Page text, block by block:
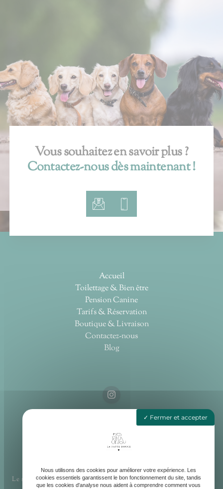
Vous souhaitez en savoir plus ?
Contactez-nous dès maintenant !
Accueil
Toilettage & Bien être
Pension Canine
Tarifs & Réservation
Boutique & Livraison
Contactez-nous
Blog
4 LA ROBINIERE, 85190 AIZENAY
Le salon bien être : Lundi au Vendredi : 9h30 - 19h Centre loisir
Fermer et accepter
Nous utilisons des cookies pour améliorer votre expérience. Les
cookies essentiels garantissent le bon fonctionnement du site, tandis
que les cookies d'analyse nous aident à comprendre comment vous